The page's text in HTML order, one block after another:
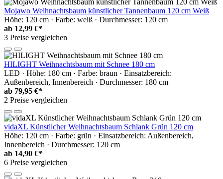
Mojawo Weihnachtsbaum künstlicher Tannenbaum 120 cm Weiß
Höhe: 120 cm · Farbe: weiß · Durchmesser: 120 cm
ab 12,99 €*
3 Preise vergleichen
HILIGHT Weihnachtsbaum mit Schnee 180 cm
LED · Höhe: 180 cm · Farbe: braun · Einsatzbereich:
Außenbereich, Innenbereich · Durchmesser: 180 cm
ab 79,95 €*
2 Preise vergleichen
vidaXL Künstlicher Weihnachtsbaum Schlank Grün 120 cm
Höhe: 120 cm · Farbe: grün · Einsatzbereich: Außenbereich,
Innenbereich · Durchmesser: 120 cm
ab 14,90 €*
6 Preise vergleichen